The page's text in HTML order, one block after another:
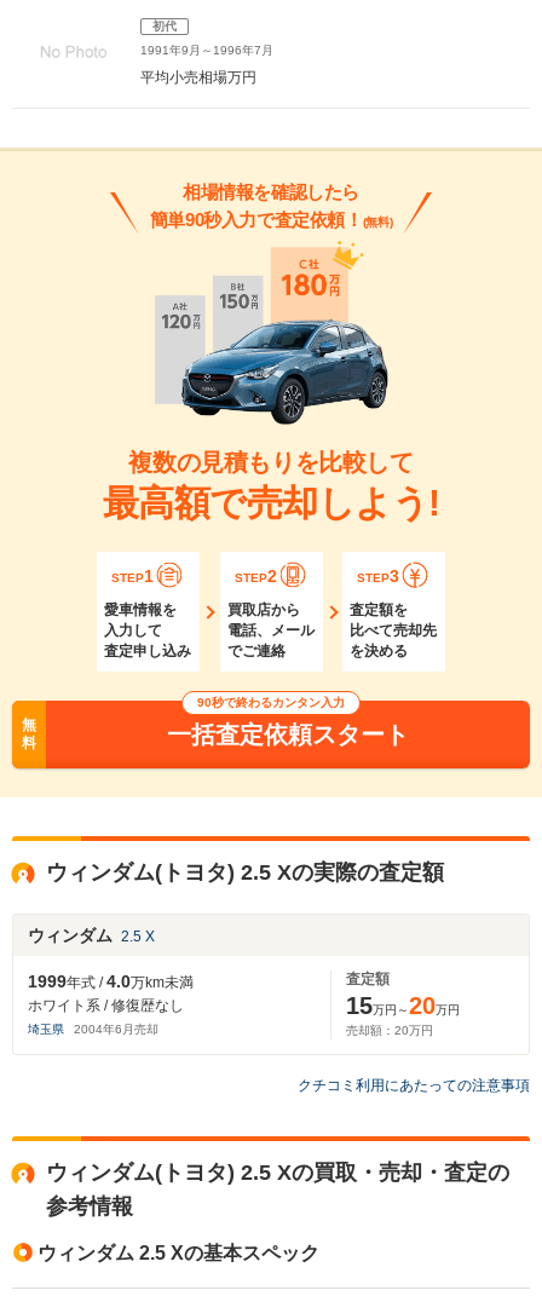
初代
1991年9月～1996年7月
平均小売相場万円
相場情報を確認したら
簡単90秒入力で査定依頼！ (無料)
複数の見積もりを比較して
最高額で売却しよう!
STEP1
愛車情報を
入力して
査定申し込み
STEP2
買取店から
電話、メール
でご連絡
STEP3
査定額を
比べて売却先
を決める
無
料
90秒で終わるカンタン入力
一括査定依頼スタート
ウィンダム(トヨタ) 2.5 Xの実際の査定額
ウィンダム 2.5 X
1999年式 /4.0万km未満
ホワイト系 / 修復歴なし
埼玉県 2004年6 月売却
査定額
15万円～20万円
売却額： 20万円
クチコミ利用にあたっての注意事項
ウィンダム(トヨタ) 2.5 Xの買取・売却・査定の
参考情報
ウィンダム 2.5 Xの基本スペック